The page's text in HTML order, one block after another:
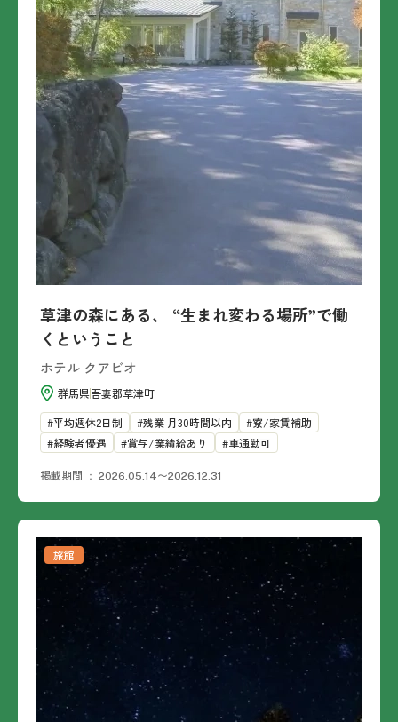
草津の森にある、 “生まれ変わる場所”で働
くということ
ホテル クアビオ
群馬県吾妻郡草津町
平均週休2日制
残業 月30時間以内
寮/家賃補助
経験者優遇
賞与/業績給あり 車通勤可
掲載期間 2026.05.14〜2026.12.31
旅館